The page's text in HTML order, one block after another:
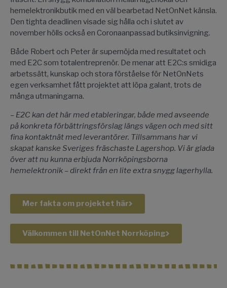
hemelektronikbutik med en väl bearbetad NetOnNet känsla.
Den tighta deadlinen visade sig hålla och i slutet av
november hölls också en Coronaanpassad butiksinvigning.
Både Robert och Peter är supernöjda med resultatet och
med E2C som totalentreprenör. De menar att E2C:s smidiga
arbetssätt, kunskap och stora förståelse för NetOnNets
egen verksamhet fått projektet att löpa galant, trots de
många utmaningarna.
– E2C kan det här med etableringar, både med avseende
på konkreta förbättringsförslag längs vägen och med sitt
fina kontaktnät med leverantörer. Tillsammans har vi
skapat kanske Sveriges fräschaste Lagershop. Vi är glada
över att nu kunna erbjuda Norrköpingsborna
hemelektronik – direkt från en lite extra snygg lagerhylla.
Mer fakta om projektet här
Välkommen till NetOnNet Norrköping